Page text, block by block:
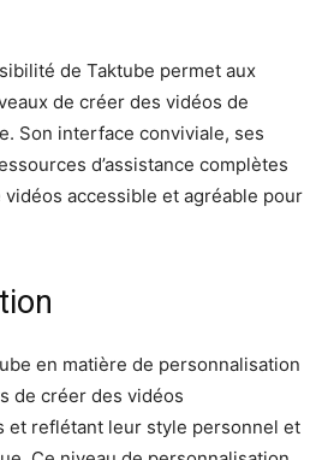
de Taktube permet aux
de créer des vidéos de
Son interface conviviale, ses
d’assistance complètes
accessible et agréable pour
en matière de personnalisation
de créer des vidéos
et reflétant leur style personnel et